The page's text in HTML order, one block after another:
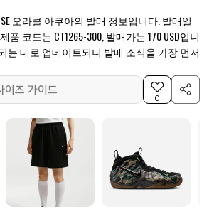
오라클 아쿠아의 발매 정보입니다. 발매일
품 코드는 CT1265-300, 발매가는 170 USD입니
는 대로 업데이트되니 발매 소식을 가장 먼저
이즈 가이드
0